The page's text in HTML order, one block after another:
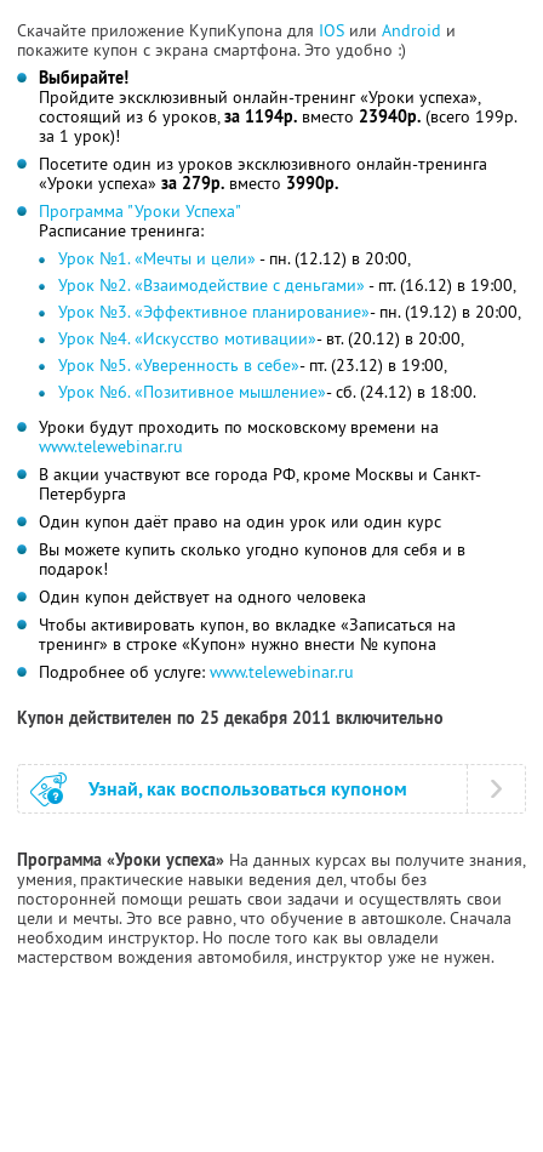
Скачайте приложение КупиКупона для IOS или Android и
покажите купон с экрана смартфона. Это удобно :)
Выбирайте!
Пройдите эксклюзивный онлайн-тренинг «Уроки успеха»,
состоящий из 6 уроков,за 1194р. вместо 23940р. (всего 199р.
за 1 урок)!
Посетите один из уроков эксклюзивного онлайн-тренинга
«Уроки успеха» за 279р. вместо 3990р.
Программа "Уроки Успеха"
Расписание тренинга:
Урок №1. «Мечты и цели» - пн. (12.12) в 20:00,
Урок №2. «Взаимодействие с деньгами» - пт. (16.12) в 19:00,
Урок №3. «Эффективное планирование»- пн. (19.12) в 20:00,
Урок №4. «Искусство мотивации»- вт. (20.12) в 20:00,
Урок №5. «Уверенность в себе»- пт. (23.12) в 19:00,
Урок №6. «Позитивное мышление»- сб. (24.12) в 18:00.
Уроки будут проходить по московскому времени на
www.telewebinar.ru
В акции участвуют все города РФ, кроме Москвы и Санкт-
Петербурга
Один купон даёт право на один урок или один курс
Вы можете купить сколько угодно купонов для себя и в
подарок!
Один купон действует на одного человека
Чтобы активировать купон, во вкладке «Записаться на
тренинг» в строке «Купон» нужно внести № купона
Подробнее об услуге: www.telewebinar.ru
Купон действителен по 25 декабря 2011 включительно
Узнай, как воспользоваться купоном
Программа «Уроки успеха» На данных курсах вы получите знания,
умения, практические навыки ведения дел, чтобы без
посторонней помощи решать свои задачи и осуществлять свои
цели и мечты. Это все равно, что обучение в автошколе. Сначала
необходим инструктор. Но после того как вы овладели
мастерством вождения автомобиля, инструктор уже не нужен.